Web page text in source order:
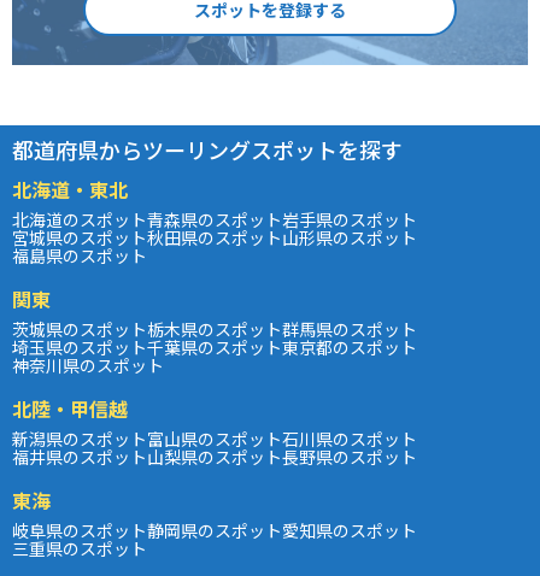
スポットを登録する
都道府県からツーリングスポットを探す
北海道・東北
北海道のスポット青森県のスポット岩手県のスポット
宮城県のスポット秋田県のスポット山形県のスポット
福島県のスポット
関東
茨城県のスポット栃木県のスポット群馬県のスポット
埼玉県のスポット千葉県のスポット東京都のスポット
神奈川県のスポット
北陸・甲信越
新潟県のスポット富山県のスポット石川県のスポット
福井県のスポット山梨県のスポット長野県のスポット
東海
岐阜県のスポット静岡県のスポット愛知県のスポット
三重県のスポット